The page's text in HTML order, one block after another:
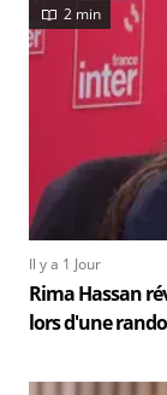
2 min
Il y a 1 Jour
Rima Hassan
lors d'une